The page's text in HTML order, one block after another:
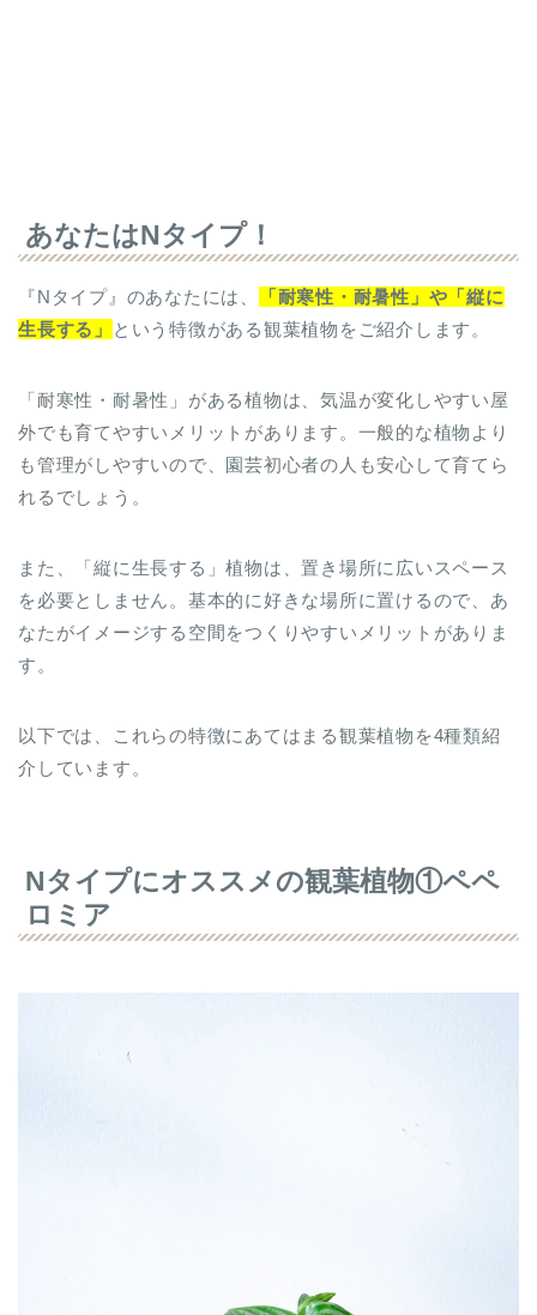
あなたはNタイプ！
『Nタイプ』のあなたには、
「耐寒性・耐暑性」や「縦に
生長する」
という特徴がある観葉植物をご紹介します。
「耐寒性・耐暑性」がある植物は、気温が変化しやすい屋
外でも育てやすいメリットがあります。一般的な植物より
も管理がしやすいので、園芸初心者の人も安心して育てら
れるでしょう。
また、「縦に生長する」植物は、置き場所に広いスペース
を必要としません。基本的に好きな場所に置けるので、あ
なたがイメージする空間をつくりやすいメリットがありま
す。
以下では、これらの特徴にあてはまる観葉植物を4種類紹
介しています。
Nタイプにオススメの観葉植物①ペペ
ロミア